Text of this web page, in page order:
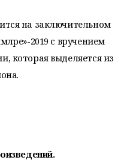
на заключительном
2019 с вручением
которая выделяется из